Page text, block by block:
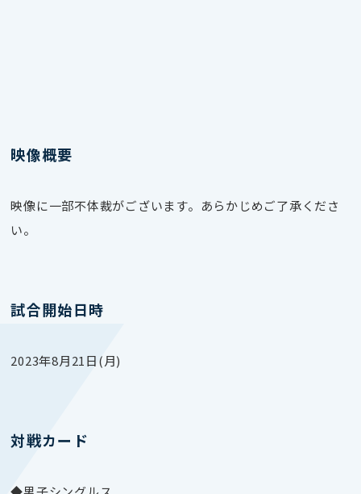
映像概要
映像に一部不体裁がございます。あらかじめご了承くださ
い。
試合開始日時
2023年8月21日(月)
対戦カード